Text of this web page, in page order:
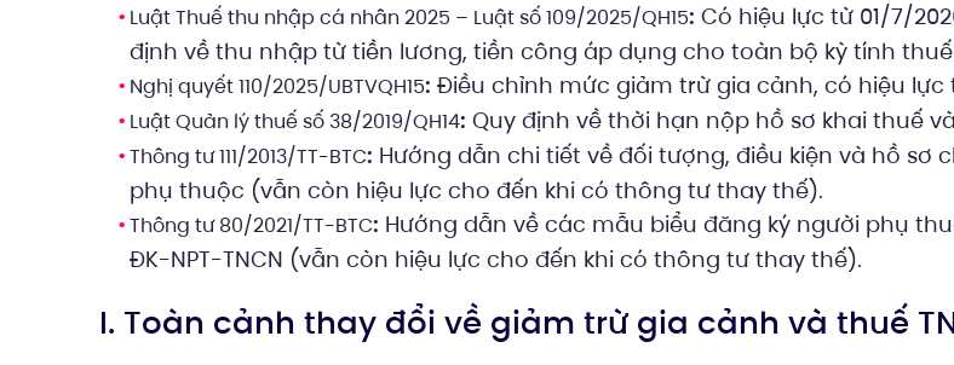
Luật Thuế thu nhập cá nhân 2025 – Luật số 109/2025/QH15: Có hiệu lực từ 01/7/
định về thu nhập từ tiền lương, tiền công áp dụng cho toàn bộ kỳ tính thuế
Nghị quyết 110/2025/UBTVQH15: Điều chỉnh mức giảm trừ gia cảnh, có hiệu lực
Luật Quản lý thuế số 38/2019/QH14: Quy định về thời hạn nộp hồ sơ khai thuế và
Thông tư 111/2013/TT-BTC: Hướng dẫn chi tiết về đối tượng, điều kiện và hồ sơ
phụ thuộc (vẫn còn hiệu lực cho đến khi có thông tư thay thế).
Thông tư 80/2021/TT-BTC: Hướng dẫn về các mẫu biểu đăng ký người phụ
ĐK-NPT-TNCN (vẫn còn hiệu lực cho đến khi có thông tư thay thế).
I. Toàn cảnh thay đổi về giảm trừ gia cảnh và thuế